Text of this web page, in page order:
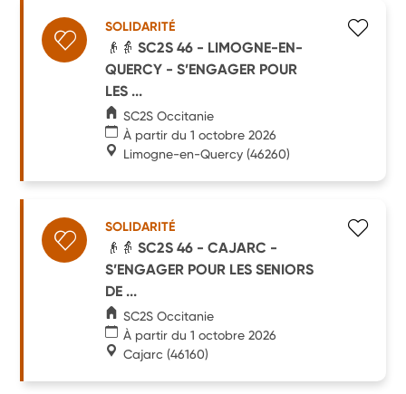
SOLIDARITÉ
👴👵 SC2S 46 - LIMOGNE-EN-
QUERCY - S’ENGAGER POUR
LES ...
SC2S Occitanie
À partir du 1 octobre 2026
Limogne-en-Quercy (46260)
SOLIDARITÉ
👴👵 SC2S 46 - CAJARC -
S’ENGAGER POUR LES SENIORS
DE ...
SC2S Occitanie
À partir du 1 octobre 2026
Cajarc (46160)